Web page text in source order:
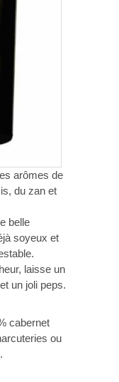
arômes de
du zan et
belle
soyeux et
laisse un
un joli peps.
cabernet
ou